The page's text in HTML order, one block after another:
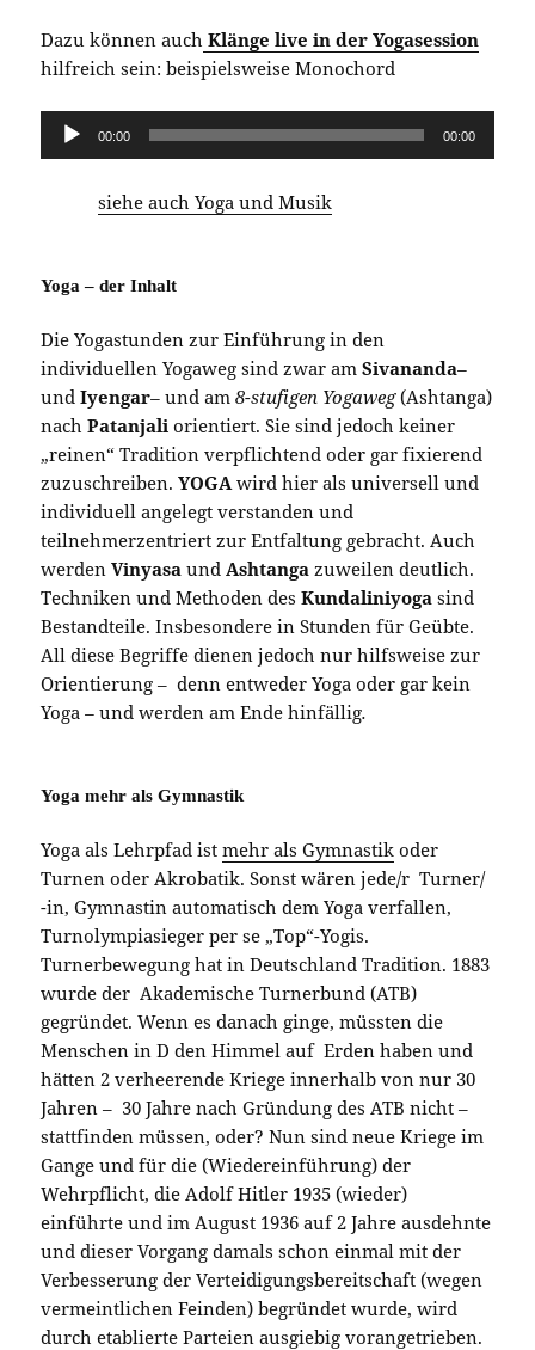
Dazu können auch Klänge live in der Yogasession
hilfreich sein: beispielsweise Monochord
Audio-
00:00 00:00
siehe auch Yoga und Musik
Yoga – der Inhalt
Die Yogastunden zur Einführung in den
individuellen Yogaweg sind zwar amSivananda–
undIyengar– und am8-stufigen Yogaweg(Ashtanga)
nachPatanjali orientiert. Sie sind jedoch keiner
„reinen“ Tradition verpflichtend oder gar fixierend
zuzuschreiben.YOGA wird hier als universell und
individuell angelegt verstanden und
teilnehmerzentriert zur Entfaltung gebracht. Auch
werdenVinyasa und Ashtanga zuweilen deutlich.
Techniken und Methoden desKundaliniyoga sind
Bestandteile. Insbesondere in Stunden für Geübte.
All diese Begriffe dienen jedoch nur hilfsweise zur
Orientierung – denn entweder Yoga oder gar kein
Yoga –und werden am Ende hinfällig.
Yoga mehr als Gymnastik
Yoga als Lehrpfad istmehr als Gymnastik oder
Turnen oder Akrobatik. Sonst wären jede/r Turner/
-in, Gymnastin automatisch dem Yoga verfallen,
Turnolympiasieger per se „Top“-Yogis.
Turnerbewegung hat in Deutschland Tradition. 1883
wurde der Akademische Turnerbund (ATB)
gegründet. Wenn es danach ginge, müssten die
Menschen in D den Himmel auf Erden haben und
hätten 2 verheerende Kriege innerhalb von nur 30
Jahren – 30 Jahre nach Gründung des ATB nicht –
stattfinden müssen, oder? Nun sind neue Kriege im
Gange und für die (Wiedereinführung) der
Wehrpflicht, die Adolf Hitler 1935 (wieder)
einführte und im August 1936 auf 2 Jahre ausdehnte
und dieser Vorgang damals schon einmal mit der
Verbesserung der Verteidigungsbereitschaft (wegen
vermeintlichen Feinden) begründet wurde, wird
durch etablierte Parteien ausgiebig vorangetrieben.